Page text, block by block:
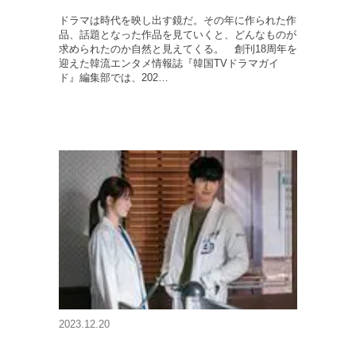
ドラマは時代を映し出す鏡だ。その年に作られた作
品、話題となった作品を見ていくと、どんなものが
求められたのか自然と見えてくる。 創刊18周年を
迎えた韓流エンタメ情報誌『韓国TVドラマガイ
ド』編集部では、202…
2023.12.20